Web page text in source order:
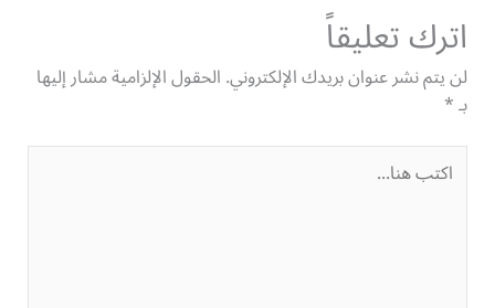
اترك تعليقاً
لن يتم نشر عنوان بريدك الإلكتروني.الحقول الإلزامية مشار إليها
بـ*
اكتب
هنا...